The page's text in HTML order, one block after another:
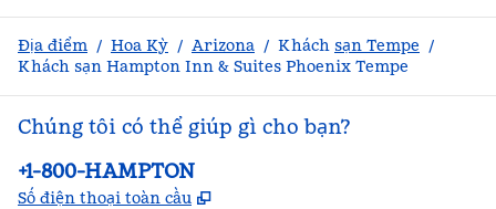
Địa điểm / Hoa Kỳ / Arizona / Khách sạn Tempe /
Khách sạn Hampton Inn & Suites Phoenix Tempe
Chúng tôi có thể giúp gì cho bạn?
Điện thoại:
+1-800-HAMPTON
Số điện thoại toàn cầu ,